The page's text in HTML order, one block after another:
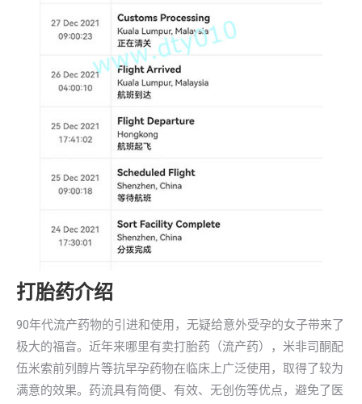
打胎药介绍
90年代流产药物的引进和使用，无疑给意外受孕的女子带来了
极大的福音。近年来哪里有卖打胎药（流产药），米非司酮配
伍米索前列醇片等抗早孕药物在临床上广泛使用，取得了较为
满意的效果。药流具有简便、有效、无创伤等优点，避免了医